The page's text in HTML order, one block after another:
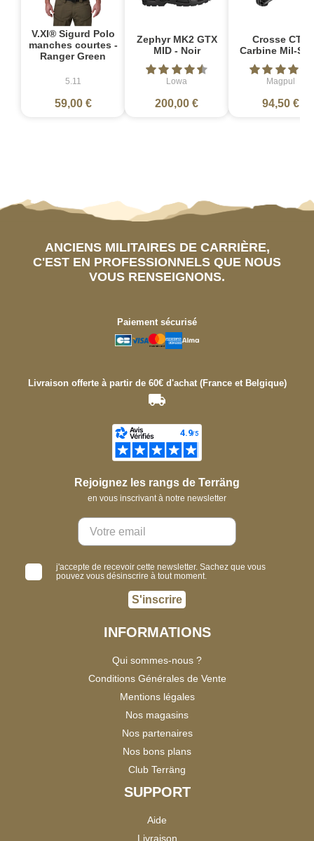
V.XI® Sigurd Polo
manches courtes -
Ranger Green
5.11
59,00 €
Zephyr MK2 GTX
MID - Noir
Lowa
200,00 €
Crosse CTR
Carbine Mil-
Magpul
94,50 €
ANCIENS MILITAIRES DE CARRIÈRE,
C'EST EN PROFESSIONNELS QUE NOUS
VOUS RENSEIGNONS.
Paiement sécurisé
Livraison offerte à partir de 60€ d'achat (France et Belgique)
Rejoignez les rangs de Terräng
en vous inscrivant à notre newsletter
j'accepte de recevoir cette newsletter. Sachez que vous
pouvez vous désinscrire à tout moment.
S'inscrire
INFORMATIONS
Qui sommes-nous ?
Conditions Générales de Vente
Mentions légales
Nos magasins
Nos partenaires
Nos bons plans
Club Terräng
SUPPORT
Aide
Livraison